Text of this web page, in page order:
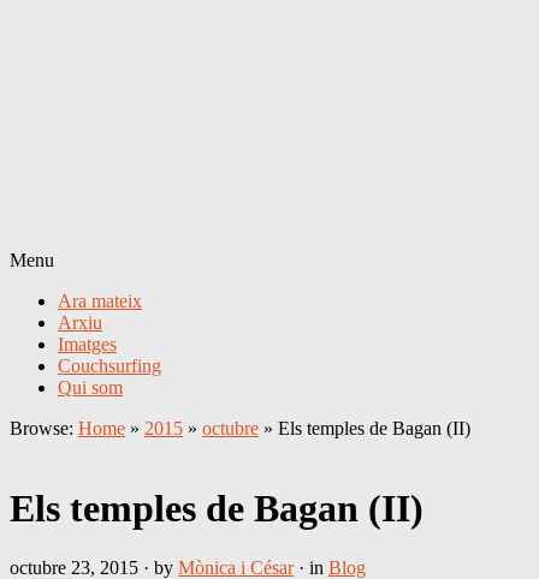
Menu
Ara mateix
Arxiu
Imatges
Couchsurfing
Qui som
Browse: Home » 2015 » octubre » Els temples de Bagan (II)
Els temples de Bagan (II)
octubre 23, 2015 · by Mònica i César· in Blog